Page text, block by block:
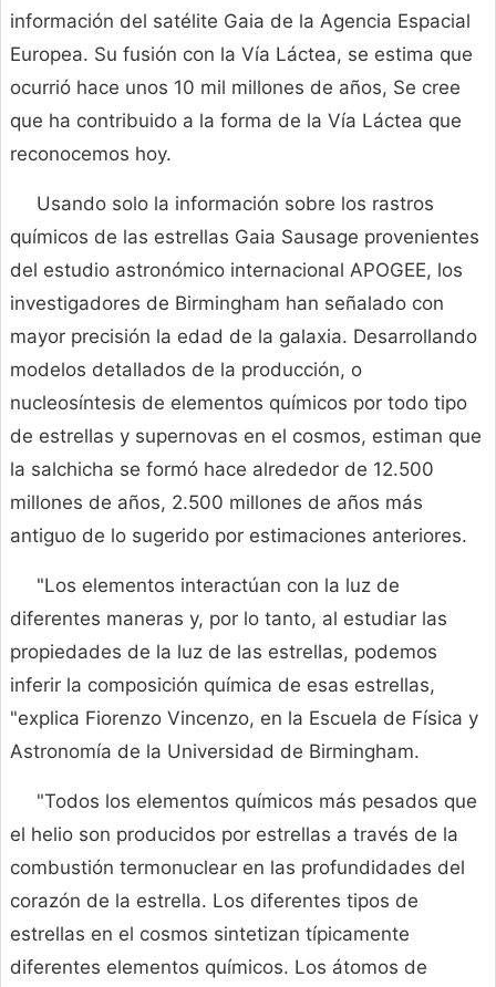
información del satélite Gaia de la Agencia Espacial
Europea. Su fusión con la Vía Láctea, se estima que
ocurrió hace unos 10 mil millones de años, Se cree
que ha contribuido a la forma de la Vía Láctea que
reconocemos hoy.
Usando solo la información sobre los rastros
químicos de las estrellas Gaia Sausage provenientes
del estudio astronómico internacional APOGEE, los
investigadores de Birmingham han señalado con
mayor precisión la edad de la galaxia. Desarrollando
modelos detallados de la producción, o
nucleosíntesis de elementos químicos por todo tipo
de estrellas y supernovas en el cosmos, estiman que
la salchicha se formó hace alrededor de 12.500
millones de años, 2.500 millones de años más
antiguo de lo sugerido por estimaciones anteriores.
"Los elementos interactúan con la luz de
diferentes maneras y, por lo tanto, al estudiar las
propiedades de la luz de las estrellas, podemos
inferir la composición química de esas estrellas,
"explica Fiorenzo Vincenzo, en la Escuela de Física y
Astronomía de la Universidad de Birmingham.
"Todos los elementos químicos más pesados ​​que
el helio son producidos por estrellas a través de la
combustión termonuclear en las profundidades del
corazón de la estrella. Los diferentes tipos de
estrellas en el cosmos sintetizan típicamente
diferentes elementos químicos. Los átomos de